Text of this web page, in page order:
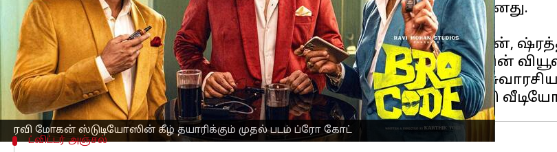
ரவி மோகன் ஸ்டுடியோஸின் கீழ் தயாரிக்கும் முதல் படம் ப்ரோ கோட்
இப்படத்தின் கிளிம்ப்ஸ் வீடியோ இரு தினங்களுக்கு முன் வெளியானது.
இப்படத்தினை கார்த்திக் யோகி இயக்கியுள்ளார்.
ப்ரோ கோட் படத்தில் ரவி மோகன் உடன்SJ சூர்யா, அர்ஜுன் அசோகன்,
படத்தின் கிளிம்ப்ஸ் வீடியோ வெளியான 2 நாட்களுக்குள் 2 மில்லியன்
படத்தின் கரு பலரையும் ஈர்த்துள்ள நிலையில், படத்தை பற்றி சில
ட்விட்டர் அஞ்சல்